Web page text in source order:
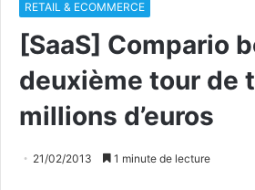
RETAIL & ECOMMERCE
[SaaS] Compario
deuxième tour de
millions d’euros
21/02/2013 1 minute de lecture